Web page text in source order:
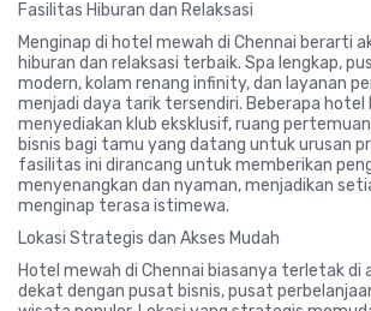
Fasilitas Hiburan dan Relaksasi
Menginap di hotel mewah di Chennai berarti
hiburan dan relaksasi terbaik. Spa lengkap,
modern, kolam renang infinity, dan layanan
menjadi daya tarik tersendiri. Beberapa hotel
menyediakan klub eksklusif, ruang
bisnis bagi tamu yang datang untuk urusan
fasilitas ini dirancang untuk memberikan
menyenangkan dan nyaman, menjadikan
menginap terasa istimewa.
Lokasi Strategis dan Akses Mudah
Hotel mewah di Chennai biasanya terletak di
dekat dengan pusat bisnis, pusat